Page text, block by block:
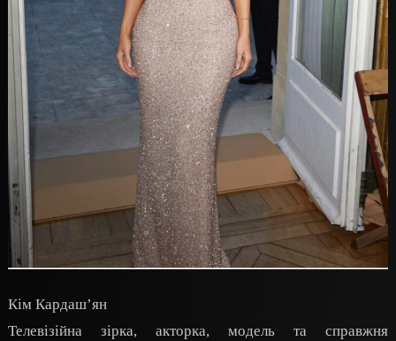
Кім Кардаш’ян
Телевізійна зірка, акторка, модель та справжня